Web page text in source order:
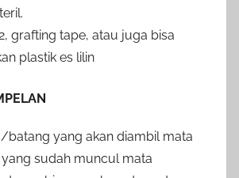
grafting tape, atau juga bisa
plastik es lilin
batang yang akan diambil mata
sudah muncul mata